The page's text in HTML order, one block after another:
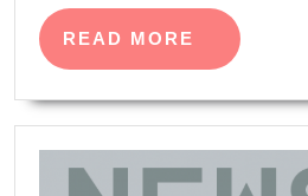
READ MORE
READ
MORE